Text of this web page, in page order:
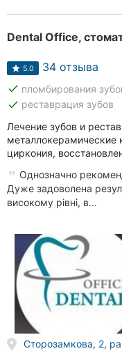
Dental Office,
5.0 34 отзыва
done пломбирования
done реставрация зубов
Лечение зубов и
металлокерамические
циркония,
Однозначно
Дуже задоволена
високому рівні, в...
Сторозамкова, 2,